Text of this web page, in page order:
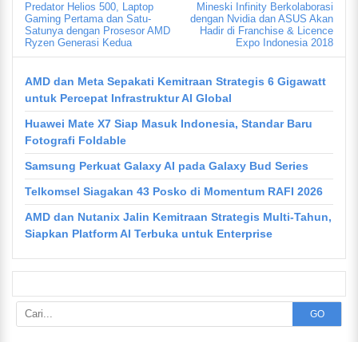
Predator Helios 500, Laptop
Gaming Pertama dan Satu-
Satunya dengan Prosesor AMD
Ryzen Generasi Kedua
Mineski Infinity Berkolaborasi
dengan Nvidia dan ASUS Akan
Hadir di Franchise & Licence
Expo Indonesia 2018
AMD dan Meta Sepakati Kemitraan Strategis 6 Gigawatt
untuk Percepat Infrastruktur AI Global
Huawei Mate X7 Siap Masuk Indonesia, Standar Baru
Fotografi Foldable
Samsung Perkuat Galaxy AI pada Galaxy Bud Series
Telkomsel Siagakan 43 Posko di Momentum RAFI 2026
AMD dan Nutanix Jalin Kemitraan Strategis Multi-Tahun,
Siapkan Platform AI Terbuka untuk Enterprise
GO